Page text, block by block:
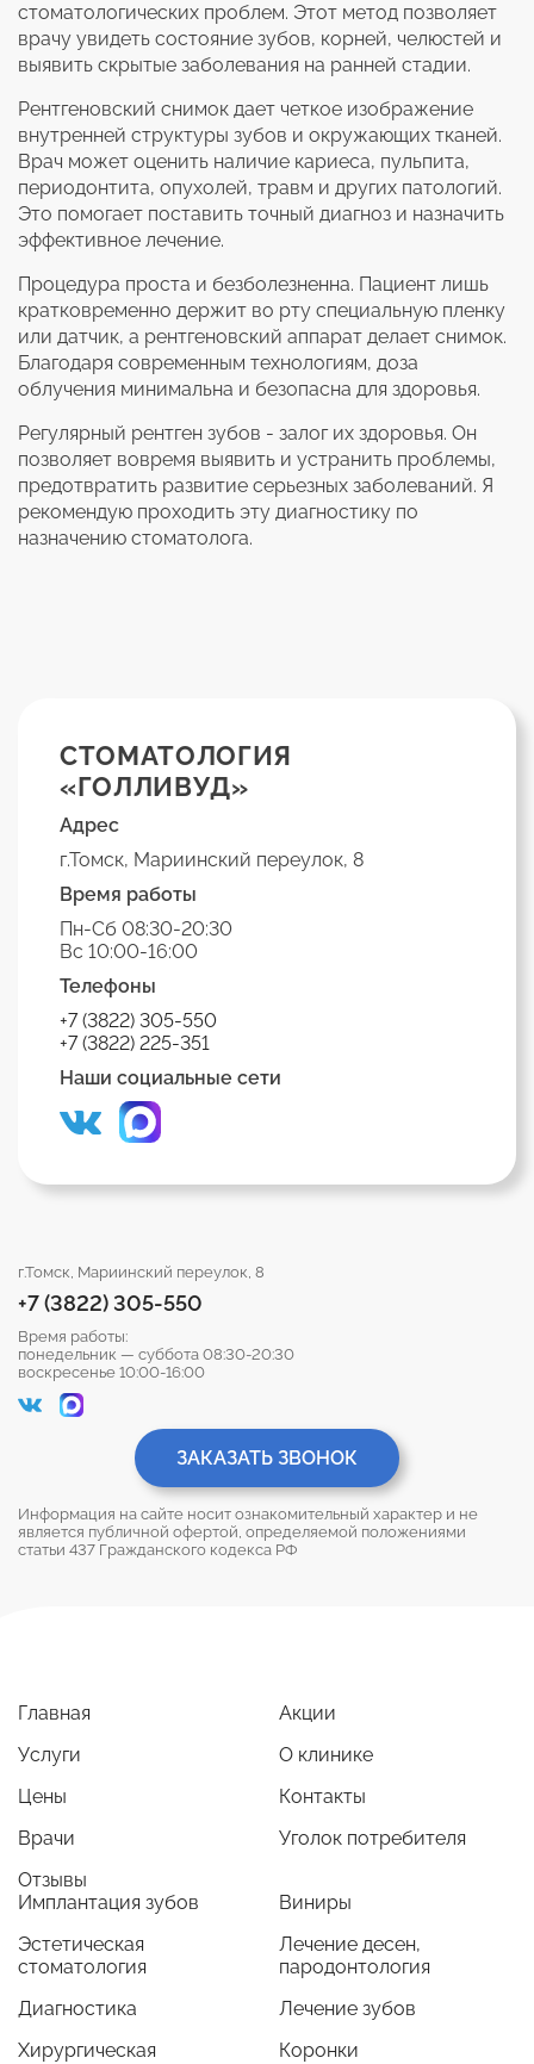
стоматологических проблем. Этот метод позволяет
врачу увидеть состояние зубов, корней, челюстей и
выявить скрытые заболевания на ранней стадии.
Рентгеновский снимок дает четкое изображение
внутренней структуры зубов и окружающих тканей.
Врач может оценить наличие кариеса, пульпита,
периодонтита, опухолей, травм и других патологий.
Это помогает поставить точный диагноз и назначить
эффективное лечение.
Процедура проста и безболезненна. Пациент лишь
кратковременно держит во рту специальную пленку
или датчик, а рентгеновский аппарат делает снимок.
Благодаря современным технологиям, доза
облучения минимальна и безопасна для здоровья.
Регулярный рентген зубов - залог их здоровья. Он
позволяет вовремя выявить и устранить проблемы,
предотвратить развитие серьезных заболеваний. Я
рекомендую проходить эту диагностику по
назначению стоматолога.
СТОМАТОЛОГИЯ
«ГОЛЛИВУД»
Адрес
г.Томск, Мариинский переулок, 8
Время работы
Пн-Сб 08:30-20:30
Вс 10:00-16:00
Телефоны
+7 (3822) 305-550
+7 (3822) 225-351
Наши социальные сети
г.Томск, Мариинский переулок, 8
+7 (3822) 305-550
Время работы:
понедельник — суббота 08:30-20:30
воскресенье 10:00-16:00
ЗАКАЗАТЬ ЗВОНОК
Информация на сайте носит ознакомительный характер и не
является публичной офертой, определяемой положениями
статьи 437 Гражданского кодекса РФ
Главная
Услуги
Цены
Врачи
Отзывы
Акции
О клинике
Контакты
Уголок потребителя
Имплантация зубов
Эстетическая
стоматология
Диагностика
Хирургическая
Виниры
Лечение десен,
пародонтология
Лечение зубов
Коронки